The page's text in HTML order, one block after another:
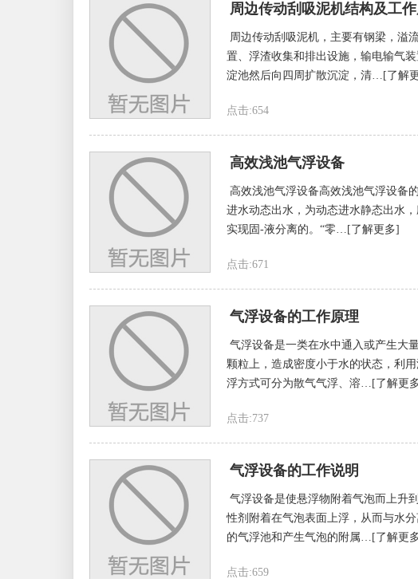
周边传动刮吸泥机结构及工
周边传动刮吸泥机，主要有钢梁，溢
置、浮渣收集和排出设施，输电输气
淀池然后向四周扩散沉淀，清…[了解
点击:654
高效浅池气浮设备
高效浅池气浮设备高效浅池气浮设备
进水动态出水，为动态进水静态出水
实现固-液分离的。“零…[了解更多]
点击:671
气浮设备的工作原理
气浮设备是一类在水中通入或产生大
颗粒上，造成密度小于水的状态，利
浮方式可分为散气气浮、溶…[了解更
点击:737
气浮设备的工作说明
气浮设备是使悬浮物附着气泡而上升
性剂附着在气泡表面上浮，从而与水
的气浮池和产生气泡的附属…[了解更
点击:659